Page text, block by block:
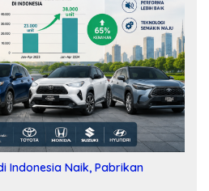
Indonesia Naik, Pabrikan